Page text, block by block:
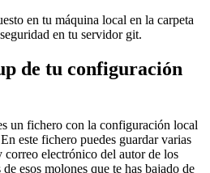
en tu máquina local en la carpeta
en tu servidor git.
de tu configuración
un fichero con la configuración local
este fichero puedes guardar varias
correo electrónico del autor de los
esos molones que te has bajado de